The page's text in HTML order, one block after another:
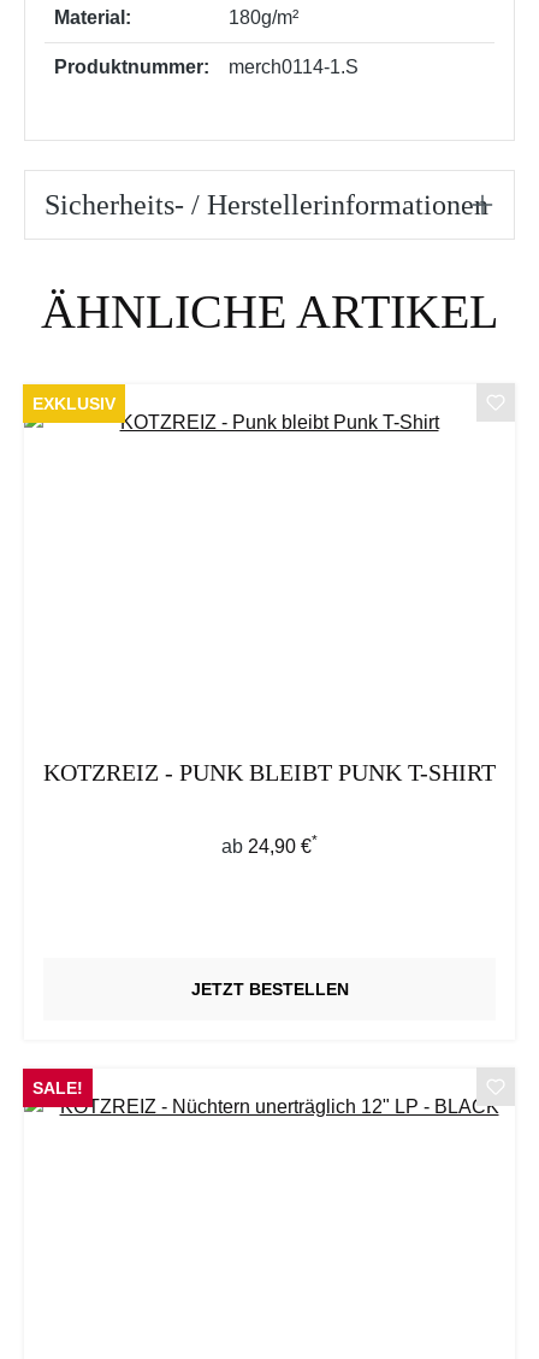
Material:
180g/m²
Produktnummer: merch0114-1.S
Sicherheits- / Herstellerinformationen
ÄHNLICHE ARTIKEL
EXKLUSIV
KOTZREIZ - PUNK BLEIBT PUNK T-SHIRT
Regulärer Preis:
ab 24,90 €*
JETZT BESTELLEN
SALE!